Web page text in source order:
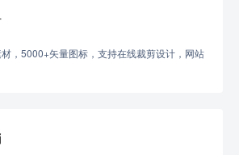
，5000+矢量图标，支持在线裁剪设计，网站